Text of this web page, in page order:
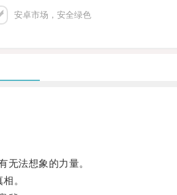
安卓市场，安全绿色
法想象的力量。
。